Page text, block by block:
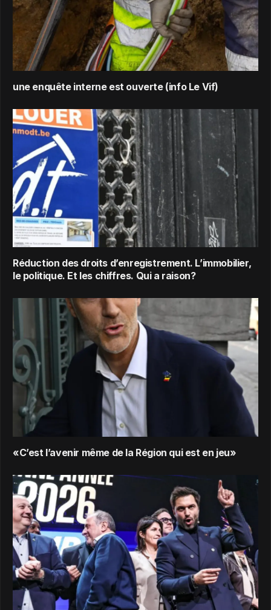
une enquête interne est ouverte (info Le Vif)
Réduction des droits d’enregistrement. L’immobilier,
le politique. Et les chiffres. Qui a raison?
«C’est l’avenir même de la Région qui est en jeu»